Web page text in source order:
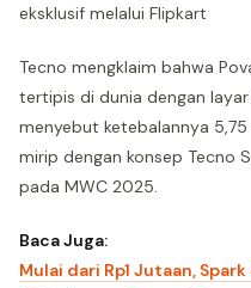
eksklusif melalui Flipkart
Tecno mengklaim bahwa
tertipis di dunia dengan
menyebut ketebalannya
mirip dengan konsep Tecno
pada MWC 2025.
Baca Juga:
Mulai dari Rp1 Jutaan,